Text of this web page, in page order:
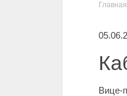
Главная
Вице-